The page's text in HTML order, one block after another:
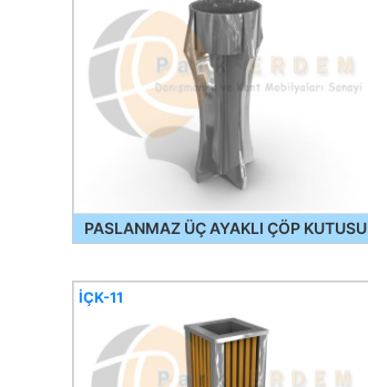
PASLANMAZ ÜÇ AYAKLI ÇÖP KUTUSU
İÇK-11